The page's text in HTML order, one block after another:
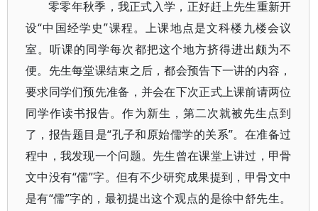
零零年秋季，我正式入学，正好赶上先生重新开
设“中国经学史”课程。上课地点是文科楼九楼会议
室。听课的同学每次都把这个地方挤得进出颇为不
便。先生每堂课结束之后，都会预告下一讲的内容，
要求同学们预先准备，并会在下次正式上课前请两位
同学作读书报告。作为新生，第二次就被先生点到
了，报告题目是“孔子和原始儒学的关系”。在准备过
程中，我发现一个问题。先生曾在课堂上讲过，甲骨
文中没有“儒”字。但有不少研究成果提到，甲骨文中
是有“儒”字的，最初提出这个观点的是徐中舒先生。